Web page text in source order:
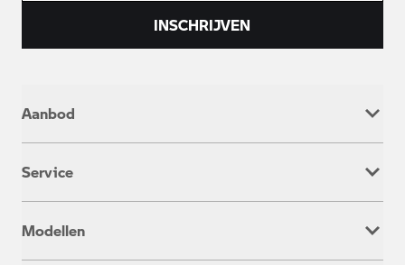
INSCHRIJVEN
Aanbod
Occasion
Service
Onderhoud & Reparatie
Service inclusive
Modellen